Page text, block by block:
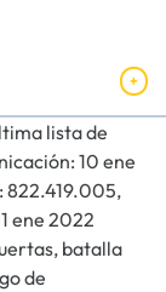
lista de
10 ene
822.419.005,
ene 2022
batalla
de